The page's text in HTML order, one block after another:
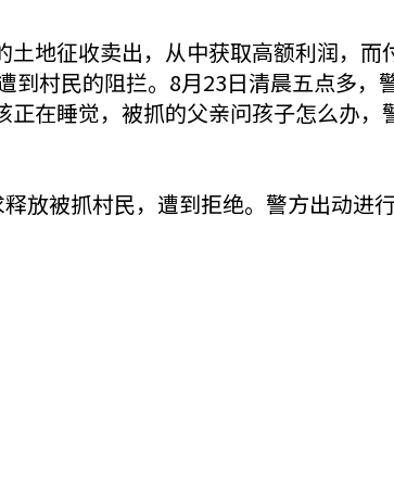
地征收卖出，从中获取高额利润，而
到村民的阻拦。8月23日清晨五点多，
在睡觉，被抓的父亲问孩子怎么办，
放被抓村民，遭到拒绝。警方出动进行